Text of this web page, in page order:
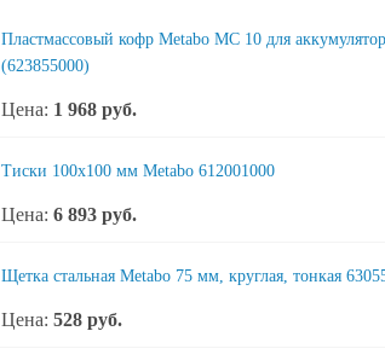
Пластмассовый кофр Metabo MC 10 для
(623855000)
Цена: 1 968 руб.
Тиски 100х100 мм Metabo 612001000
Цена: 6 893 руб.
Щетка стальная Metabo 75 мм, круглая, тонкая
Цена: 528 руб.